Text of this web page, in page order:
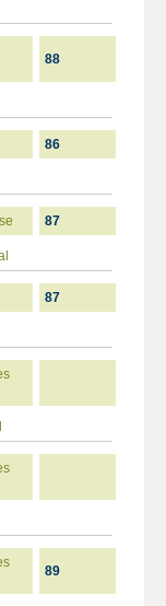
88
86
87
87
89